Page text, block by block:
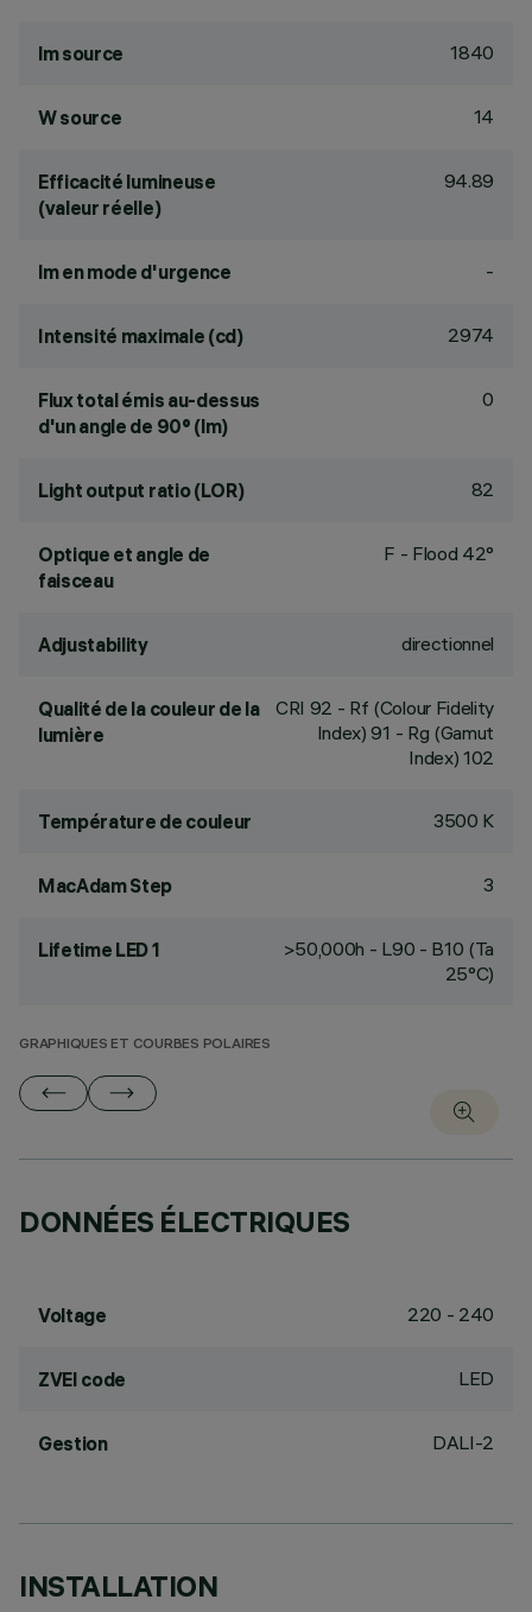
lm source 1840
W source 14
Efficacité lumineuse
(valeur réelle)
94.89
lm en mode d'urgence -
Intensité maximale (cd) 2974
Flux total émis au-dessus
d'un angle de 90° (lm)
0
Light output ratio (LOR) 82
Optique et angle de
faisceau
F - Flood 42°
Adjustability directionnel
Qualité de la couleur de la
lumière
CRI 92 - Rf (Colour Fidelity
Index) 91 - Rg (Gamut
Index) 102
Température de couleur 3500 K
MacAdam Step 3
Lifetime LED 1
>50,000h - L90 - B10 (Ta
25°C)
GRAPHIQUES ET COURBES POLAIRES
DONNÉES ÉLECTRIQUES
Voltage 220 - 240
ZVEI code LED
Gestion DALI-2
INSTALLATION